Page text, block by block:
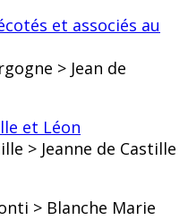
et associés au
> Jean de
et Léon
> Jeanne de Castille
> Blanche Marie